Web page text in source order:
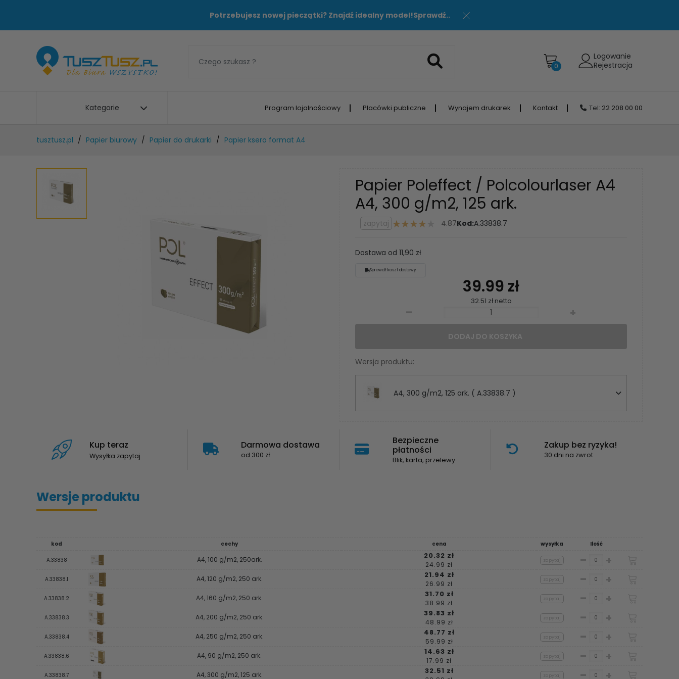
Potrzebujesz nowej pieczątki? Znajdź idealny model!Sprawdź..
0
Logowanie
Rejestracja
Kategorie Program lojalnościowy Placówki publiczne Wynajem drukarek Kontakt Tel: 22 208 00 00
tusztusz.pl Papier biurowy Papier do drukarki Papier ksero format A4
Papier Poleffect / Polcolourlaser A4
A4, 300 g/m2, 125 ark.
zapytaj 4.87Kod:A.33838.7
Dostawa od 11,90 zł
Sprawdź koszt dostawy
39.99 zł
32.51 zł netto
- +
DODAJ DO KOSZYKA
Wersja produktu:
A4, 300 g/m2, 125 ark. ( A.33838.7 )
Kup teraz
Wysyłka zapytaj
Darmowa dostawa
od 300 zł
Bezpieczne
płatności
Blik, karta, przelewy
Zakup bez ryzyka!
30 dni na zwrot
Wersje produktu
kod cechy cena wysyłka Ilość
A.33838 A4, 100 g/m2, 250ark. 20.32 zł
24.99 zł zapytaj - +
A.33838.1 A4, 120 g/m2, 250 ark. 21.94 zł
26.99 zł zapytaj - +
A.33838.2 A4, 160 g/m2, 250 ark. 31.70 zł
38.99 zł zapytaj - +
A.33838.3 A4, 200 g/m2, 250 ark. 39.83 zł
48.99 zł zapytaj - +
A.33838.4 A4, 250 g/m2, 250 ark. 48.77 zł
59.99 zł zapytaj - +
A.33838.6 A4, 90 g/m2, 250 ark. 14.63 zł
17.99 zł zapytaj - +
A.33838.7 A4, 300 g/m2, 125 ark. 32.51 zł zapytaj - +